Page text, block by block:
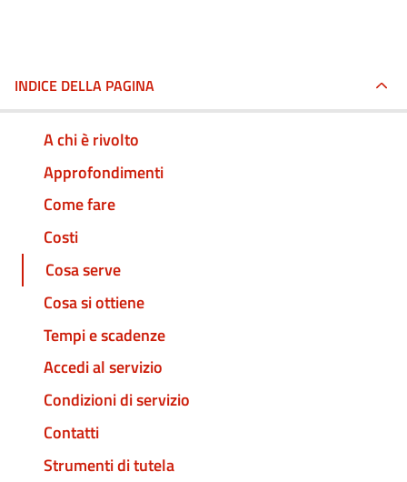
INDICE DELLA PAGINA
A chi è rivolto
Approfondimenti
Come fare
Costi
Cosa serve
Cosa si ottiene
Tempi e scadenze
Accedi al servizio
Condizioni di servizio
Contatti
Strumenti di tutela